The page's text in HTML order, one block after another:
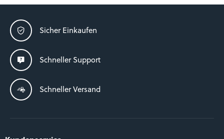
Sicher Einkaufen
Schneller Support
Schneller Versand